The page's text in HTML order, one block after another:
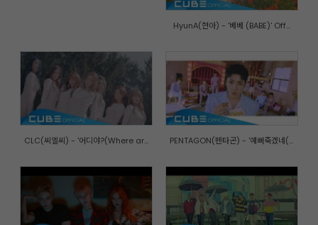
HyunA(현아) - '베베 (BABE)' Off...
CLC(씨엘씨) - '어디야?(Where ar... PENTAGON(펜타곤) - '예뻐죽겠네(...